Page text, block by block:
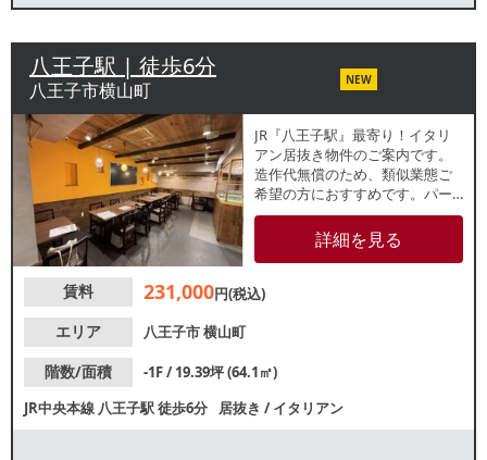
八王子駅 | 徒歩6分
八王子市横山町 NEW
JR『八王子駅』最寄り！イタリ
アン居抜き物件のご案内です。
造作代無償のため、類似業態ご
希望の方におすすめです。パー
ク壱番街通りに面する地下1階店
舗で専用階段あり！周辺でも多
数飲食店が盛業中です。諸条件
い。
詳細を見る
賃料 231,000円(税込)
エリア
八王子市横山町
階数/面積
-1F / 19.39坪 (64.1㎡)
JR中央本線 八王子駅徒歩6分 居抜き /イタリアン